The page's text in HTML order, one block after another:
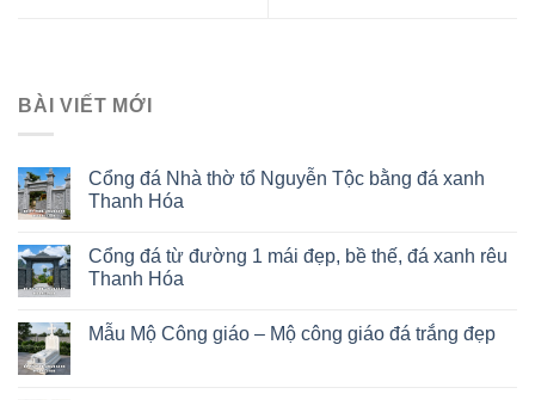
BÀI VIẾT MỚI
Cổng đá Nhà thờ tổ Nguyễn Tộc bằng đá xanh
Thanh Hóa
Cổng đá từ đường 1 mái đẹp, bề thế, đá xanh rêu
Thanh Hóa
Mẫu Mộ Công giáo – Mộ công giáo đá trắng đẹp